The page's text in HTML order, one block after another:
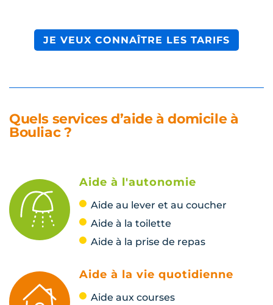
JE VEUX CONNAÎTRE LES TARIFS
Quels services d’aide à domicile à
Bouliac ?
Aide à l'autonomie
Aide au lever et au coucher
Aide à la toilette
Aide à la prise de repas
Aide à la vie quotidienne
Aide aux courses